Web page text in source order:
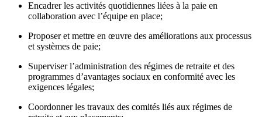
Encadrer les activités quotidiennes liées à la paie en
collaboration avec l’équipe en place;
Proposer et mettre en œuvre des améliorations aux processus
et systèmes de paie;
Superviser l’administration des régimes de retraite et des
programmes d’avantages sociaux en conformité avec les
exigences légales;
Coordonner les travaux des comités liés aux régimes de